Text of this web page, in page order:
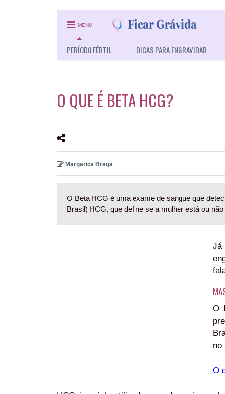
MENU
PERÍODO FÉRTIL DICAS PARA ENGRAVIDAR
O QUE É BETA HCG?
Margarida Braga
O Beta HCG é uma exame de sangue que
Brasil) HCG, que define se a mulher está ou não
Já
O
no
O